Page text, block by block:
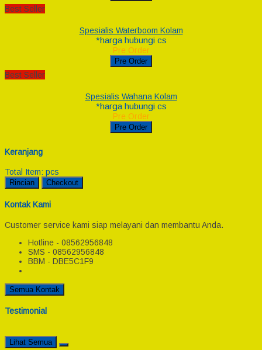
Best Seller
Spesialis Waterboom Kolam
*harga hubungi cs
Pre Order
Pre Order
Best Seller
Spesialis Wahana Kolam
*harga hubungi cs
Pre Order
Pre Order
Keranjang
Total Item: pcs
Rincian Checkout
Kontak Kami
Customer service kami siap melayani dan membantu Anda.
Hotline - 08562956848
SMS - 08562956848
BBM - DBE5C1F9
Semua Kontak
Testimonial
Lihat Semua